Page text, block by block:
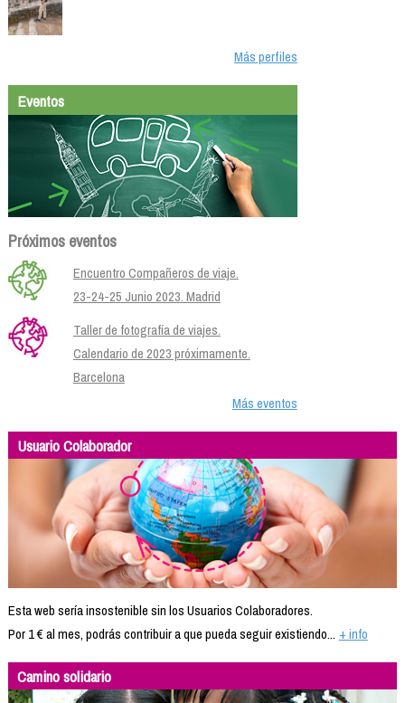
Más perfiles
Eventos
Próximos eventos
Encuentro Compañeros de viaje.
23-24-25 Junio 2023. Madrid
Taller de fotografía de viajes.
Calendario de 2023 próximamente.
Barcelona
Más eventos
Usuario Colaborador
Esta web sería insostenible sin los Usuarios Colaboradores.
Por 1 € al mes, podrás contribuir a que pueda seguir existiendo... + info
Camino solidario